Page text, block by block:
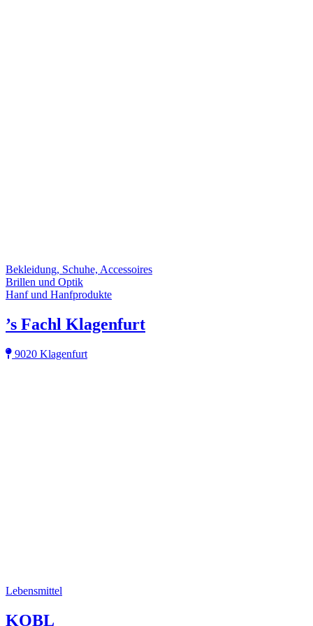
Bekleidung, Schuhe, Accessoires
Brillen und Optik
Hanf und Hanfprodukte
’s Fachl Klagenfurt
9020 Klagenfurt
Lebensmittel
KOBL